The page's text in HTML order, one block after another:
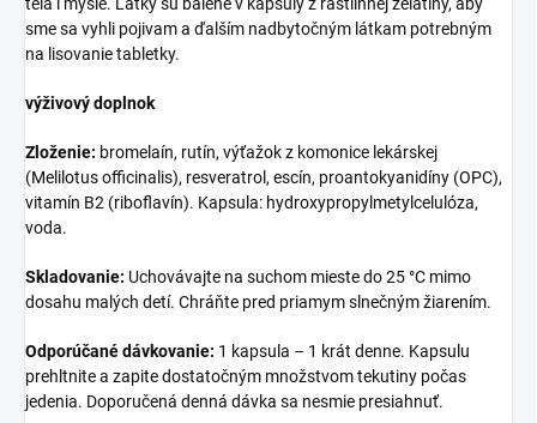
sme sa vyhli pojivam a ďalším nadbytočným látkam potrebným
na lisovanie tabletky.
výživový doplnok
Zloženie: bromelaín, rutín, výťažok z komonice lekárskej
(Melilotus officinalis), resveratrol, escín, proantokyanidíny (OPC),
vitamín B2 (riboflavín). Kapsula: hydroxypropylmetylcelulóza,
voda.
Skladovanie: Uchovávajte na suchom mieste do 25 °C mimo
dosahu malých detí. Chráňte pred priamym slnečným žiarením.
Odporúčané dávkovanie: 1 kapsula – 1 krát denne. Kapsulu
prehltnite a zapite dostatočným množstvom tekutiny počas
jedenia. Doporučená denná dávka sa nesmie presiahnuť.